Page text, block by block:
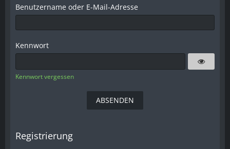
Benutzername oder E-Mail-Adresse
Kennwort
Kennwort vergessen
Registrierung